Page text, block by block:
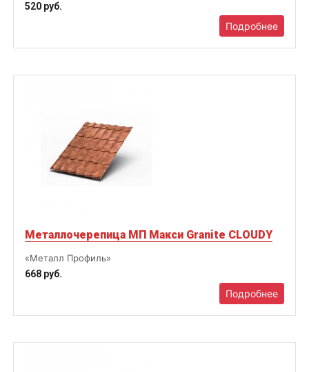
520 руб.
Подробнее
Металлочерепица МП Макси Granite CLOUDY
«Металл Профиль»
668 руб.
Подробнее